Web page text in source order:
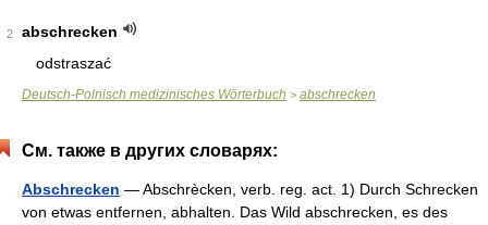
2
abschrecken
odstraszać
Deutsch-Polnisch medizinisches Wörterbuch > abschrecken
См. также в других словарях:
Abschrecken — Abschrècken, verb. reg. act. 1) Durch Schrecken
von etwas entfernen, abhalten. Das Wild abschrecken, es des